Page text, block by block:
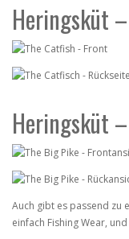
Heringsküt
Heringsküt
Auch gibt es passend zu
einfach Fishing Wear, und